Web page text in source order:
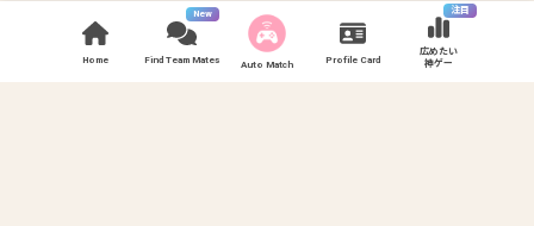
Home
New
Find Team Mates Auto Match Profile Card
注目
広めたい
神ゲー